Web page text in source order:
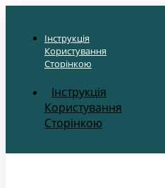
Інструкція
Користування
Сторінкою
Інструкція
Користування
Сторінкою